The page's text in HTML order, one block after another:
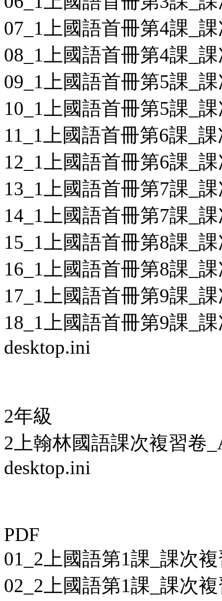
07_1上國語首冊第4課_
08_1上國語首冊第4課_
09_1上國語首冊第5課_
10_1上國語首冊第5課_
11_1上國語首冊第6課_
12_1上國語首冊第6課_
13_1上國語首冊第7課_
14_1上國語首冊第7課_
15_1上國語首冊第8課_
16_1上國語首冊第8課_
17_1上國語首冊第9課_
18_1上國語首冊第9課_
desktop.ini
2年級
2上翰林國語課次複習卷
desktop.ini
PDF
01_2上國語第1課_課次
02_2上國語第1課_課次